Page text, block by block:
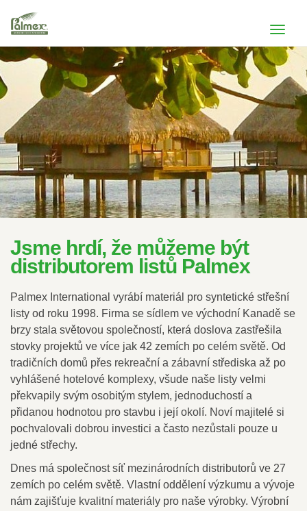
Jsme hrdí, že můžeme být
distributorem listů Palmex
Palmex International vyrábí materiál pro syntetické střešní
listy od roku 1998. Firma se sídlem ve východní Kanadě se
brzy stala světovou společností, která doslova zastřešila
stovky projektů ve více jak 42 zemích po celém světě. Od
tradičních domů přes rekreační a zábavní střediska až po
vyhlášené hotelové komplexy, všude naše listy velmi
překvapily svým osobitým stylem, jednoduchostí a
přidanou hodnotou pro stavbu i její okolí. Noví majitelé si
pochvalovali dobrou investici a často nezůstali pouze u
jedné střechy.
Dnes má společnost síť mezinárodních distributorů ve 27
zemích po celém světě. Vlastní oddělení výzkumu a vývoje
nám zajišťuje kvalitní materiály pro naše výrobky. Výrobní